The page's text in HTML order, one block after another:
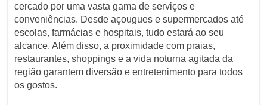
cercado por uma vasta gama de serviços e
conveniências. Desde açougues e supermercados até
escolas, farmácias e hospitais, tudo estará ao seu
alcance. Além disso, a proximidade com praias,
restaurantes, shoppings e a vida noturna agitada da
região garantem diversão e entretenimento para todos
os gostos.